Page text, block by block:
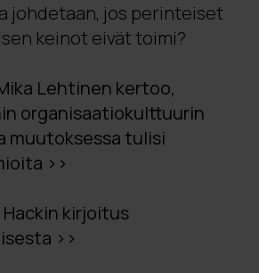
johdetaan, jos perinteiset
keinot eivät toimi?
Lehtinen kertoo,
organisaatiokulttuurin
muutoksessa tulisi
>>
Hackin kirjoitus
>>